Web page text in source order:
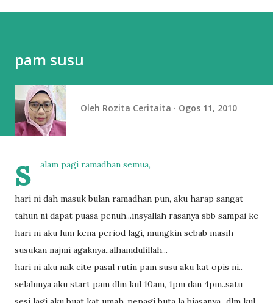
pam susu
Oleh Rozita Ceritaita Ogos 11, 2010
s alam pagi ramadhan semua,
hari ni dah masuk bulan ramadhan pun, aku harap sangat
tahun ni dapat puasa penuh...insyallah rasanya sbb sampai ke
hari ni aku lum kena period lagi, mungkin sebab masih
susukan najmi agaknya..alhamdulillah...
hari ni aku nak cite pasal rutin pam susu aku kat opis ni..
selalunya aku start pam dlm kul 10am, 1pm dan 4pm..satu